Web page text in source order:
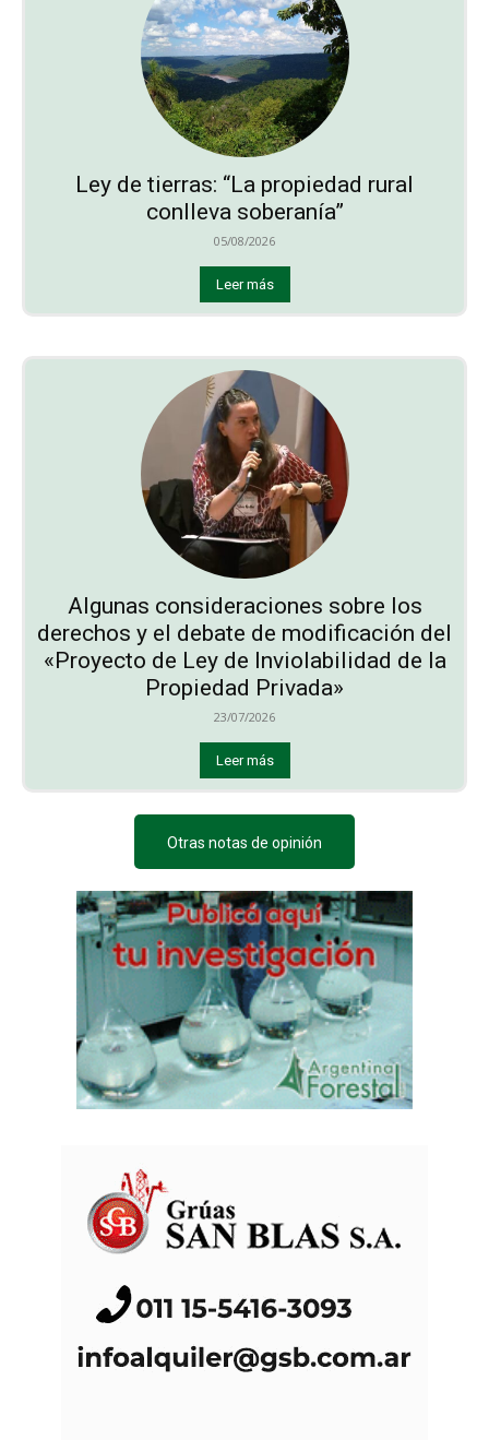
Ley de tierras: “La propiedad rural
conlleva soberanía”
05/08/2026
Leer más
Algunas consideraciones sobre los
derechos y el debate de modificación del
«Proyecto de Ley de Inviolabilidad de la
Propiedad Privada»
23/07/2026
Leer más
Otras notas de opinión